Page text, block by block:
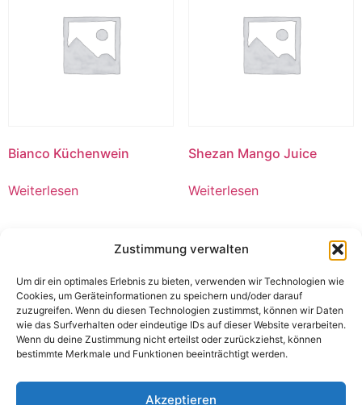
Zustimmung verwalten
Um dir ein optimales Erlebnis zu bieten, verwenden wir Technologien wie
Cookies, um Geräteinformationen zu speichern und/oder darauf
zuzugreifen. Wenn du diesen Technologien zustimmst, können wir Daten
wie das Surfverhalten oder eindeutige IDs auf dieser Website verarbeiten.
Wenn du deine Zustimmung nicht erteilst oder zurückziehst, können
bestimmte Merkmale und Funktionen beeinträchtigt werden.
Akzeptieren
Bianco Küchenwein
Weiterlesen
Shezan Mango Juice
Weiterlesen